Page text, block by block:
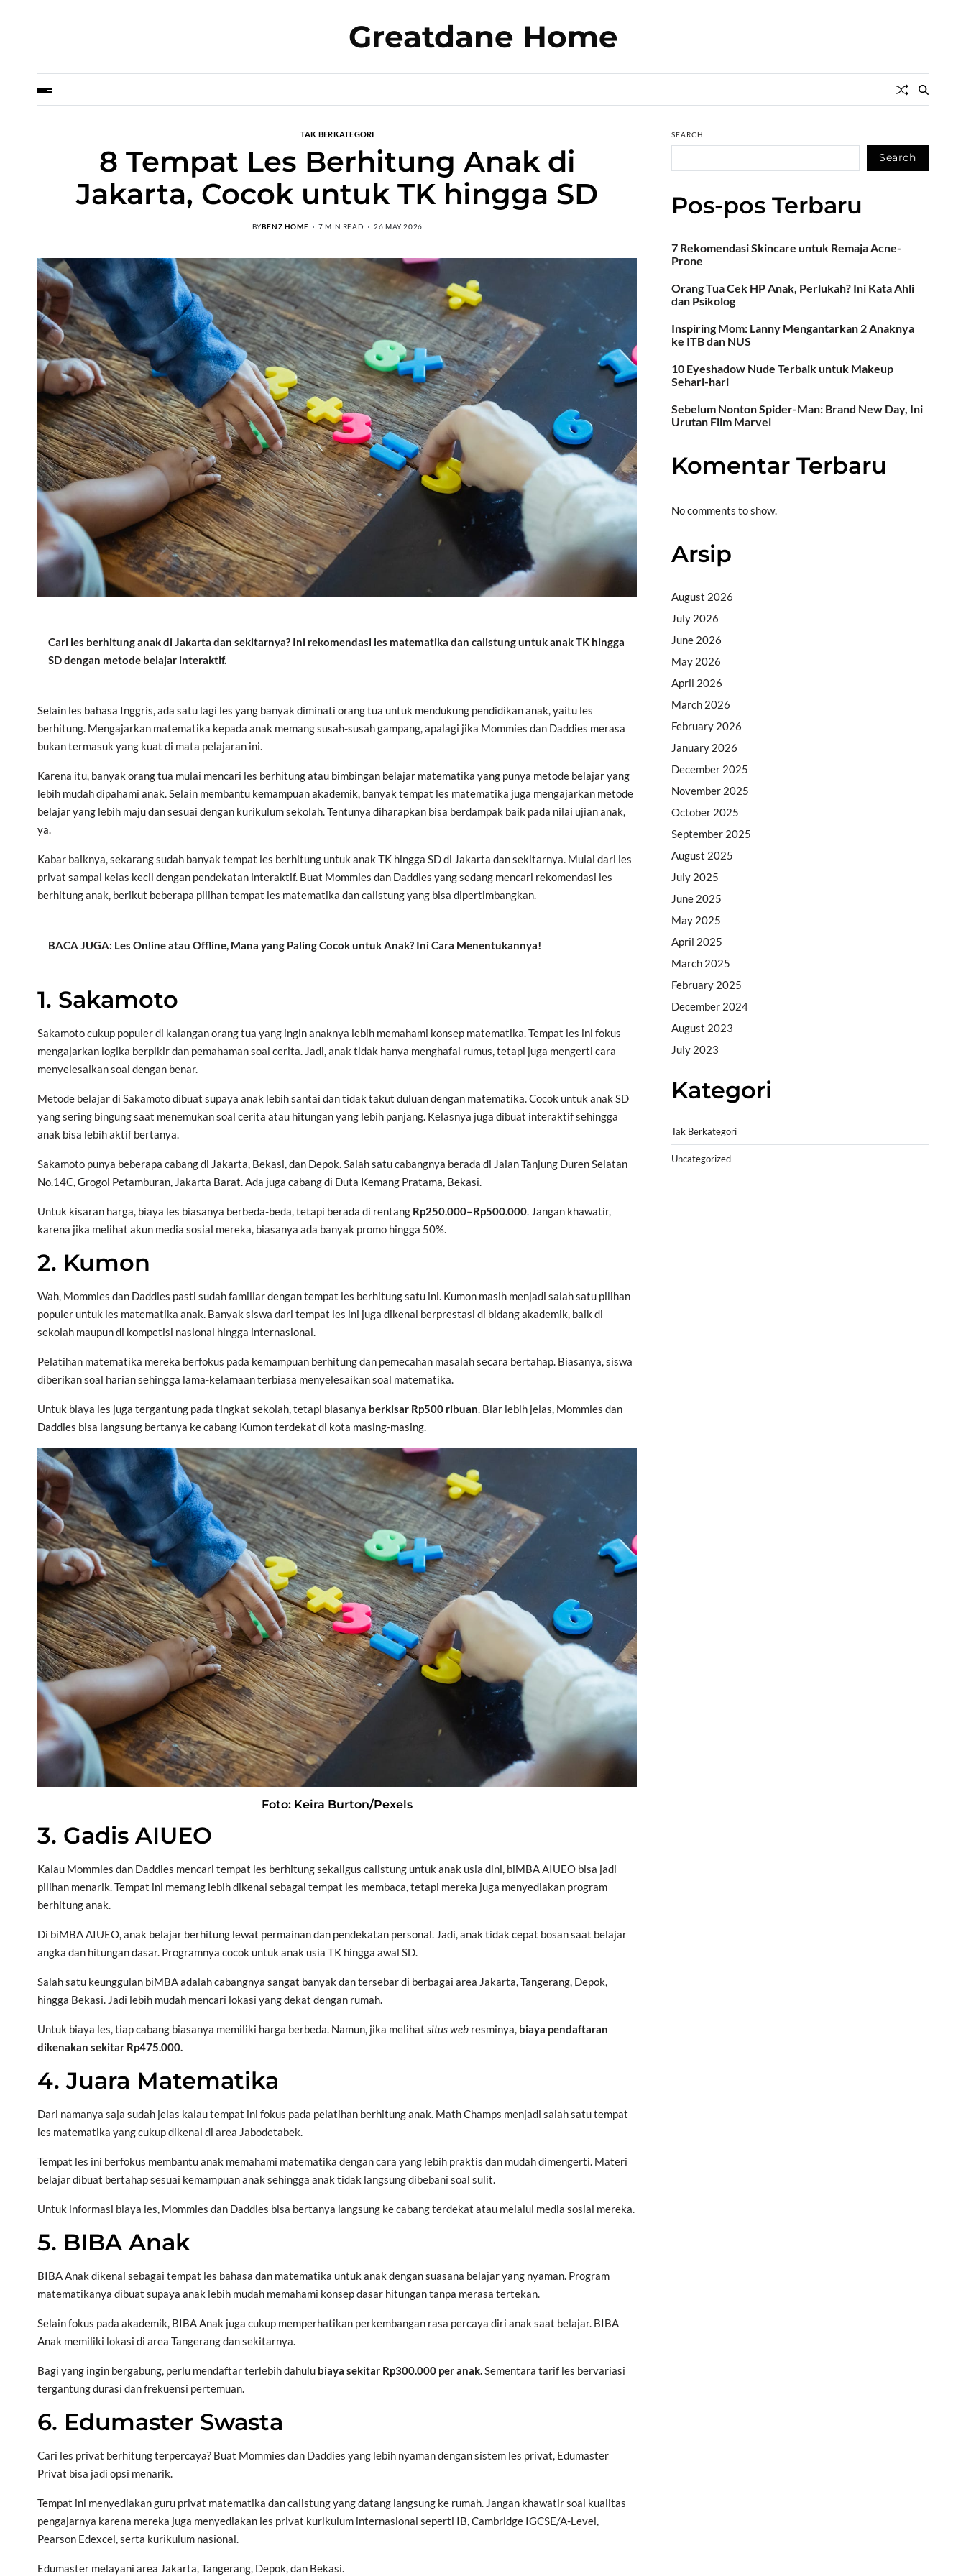
Greatdane Home
TAK BERKATEGORI
8 Tempat Les Berhitung Anak di
Jakarta, Cocok untuk TK hingga SD
BYBENZ HOME 7 MIN READ 26 MAY 2026
Cari les berhitung anak di Jakarta dan sekitarnya? Ini rekomendasi les matematika dan calistung untuk anak TK hingga
SD dengan metode belajar interaktif.
Selain les bahasa Inggris, ada satu lagi les yang banyak diminati orang tua untuk mendukung pendidikan anak, yaitu les
berhitung. Mengajarkan matematika kepada anak memang susah-susah gampang, apalagi jika Mommies dan Daddies merasa
bukan termasuk yang kuat di mata pelajaran ini.
Karena itu, banyak orang tua mulai mencari les berhitung atau bimbingan belajar matematika yang punya metode belajar yang
lebih mudah dipahami anak. Selain membantu kemampuan akademik, banyak tempat les matematika juga mengajarkan metode
belajar yang lebih maju dan sesuai dengan kurikulum sekolah. Tentunya diharapkan bisa berdampak baik pada nilai ujian anak,
ya.
Kabar baiknya, sekarang sudah banyak tempat les berhitung untuk anak TK hingga SD di Jakarta dan sekitarnya. Mulai dari les
privat sampai kelas kecil dengan pendekatan interaktif. Buat Mommies dan Daddies yang sedang mencari rekomendasi les
berhitung anak, berikut beberapa pilihan tempat les matematika dan calistung yang bisa dipertimbangkan.
BACA JUGA: Les Online atau Offline, Mana yang Paling Cocok untuk Anak? Ini Cara Menentukannya!
1. Sakamoto
Sakamoto cukup populer di kalangan orang tua yang ingin anaknya lebih memahami konsep matematika. Tempat les ini fokus
mengajarkan logika berpikir dan pemahaman soal cerita. Jadi, anak tidak hanya menghafal rumus, tetapi juga mengerti cara
menyelesaikan soal dengan benar.
Metode belajar di Sakamoto dibuat supaya anak lebih santai dan tidak takut duluan dengan matematika. Cocok untuk anak SD
yang sering bingung saat menemukan soal cerita atau hitungan yang lebih panjang. Kelasnya juga dibuat interaktif sehingga
anak bisa lebih aktif bertanya.
Sakamoto punya beberapa cabang di Jakarta, Bekasi, dan Depok. Salah satu cabangnya berada di Jalan Tanjung Duren Selatan
No.14C, Grogol Petamburan, Jakarta Barat. Ada juga cabang di Duta Kemang Pratama, Bekasi.
Untuk kisaran harga, biaya les biasanya berbeda-beda, tetapi berada di rentang Rp250.000–Rp500.000. Jangan khawatir,
karena jika melihat akun media sosial mereka, biasanya ada banyak promo hingga 50%.
2. Kumon
Wah, Mommies dan Daddies pasti sudah familiar dengan tempat les berhitung satu ini. Kumon masih menjadi salah satu pilihan
populer untuk les matematika anak. Banyak siswa dari tempat les ini juga dikenal berprestasi di bidang akademik, baik di
sekolah maupun di kompetisi nasional hingga internasional.
Pelatihan matematika mereka berfokus pada kemampuan berhitung dan pemecahan masalah secara bertahap. Biasanya, siswa
diberikan soal harian sehingga lama-kelamaan terbiasa menyelesaikan soal matematika.
Untuk biaya les juga tergantung pada tingkat sekolah, tetapi biasanya berkisar Rp500 ribuan. Biar lebih jelas, Mommies dan
Daddies bisa langsung bertanya ke cabang Kumon terdekat di kota masing-masing.
Foto: Keira Burton/Pexels
3. Gadis AIUEO
Kalau Mommies dan Daddies mencari tempat les berhitung sekaligus calistung untuk anak usia dini, biMBA AIUEO bisa jadi
pilihan menarik. Tempat ini memang lebih dikenal sebagai tempat les membaca, tetapi mereka juga menyediakan program
berhitung anak.
Di biMBA AIUEO, anak belajar berhitung lewat permainan dan pendekatan personal. Jadi, anak tidak cepat bosan saat belajar
angka dan hitungan dasar. Programnya cocok untuk anak usia TK hingga awal SD.
Salah satu keunggulan biMBA adalah cabangnya sangat banyak dan tersebar di berbagai area Jakarta, Tangerang, Depok,
hingga Bekasi. Jadi lebih mudah mencari lokasi yang dekat dengan rumah.
Untuk biaya les, tiap cabang biasanya memiliki harga berbeda. Namun, jika melihat situs web resminya, biaya pendaftaran
dikenakan sekitar Rp475.000.
4. Juara Matematika
Dari namanya saja sudah jelas kalau tempat ini fokus pada pelatihan berhitung anak. Math Champs menjadi salah satu tempat
les matematika yang cukup dikenal di area Jabodetabek.
Tempat les ini berfokus membantu anak memahami matematika dengan cara yang lebih praktis dan mudah dimengerti. Materi
belajar dibuat bertahap sesuai kemampuan anak sehingga anak tidak langsung dibebani soal sulit.
Untuk informasi biaya les, Mommies dan Daddies bisa bertanya langsung ke cabang terdekat atau melalui media sosial mereka.
5. BIBA Anak
BIBA Anak dikenal sebagai tempat les bahasa dan matematika untuk anak dengan suasana belajar yang nyaman. Program
matematikanya dibuat supaya anak lebih mudah memahami konsep dasar hitungan tanpa merasa tertekan.
Selain fokus pada akademik, BIBA Anak juga cukup memperhatikan perkembangan rasa percaya diri anak saat belajar. BIBA
Anak memiliki lokasi di area Tangerang dan sekitarnya.
Bagi yang ingin bergabung, perlu mendaftar terlebih dahulu biaya sekitar Rp300.000 per anak. Sementara tarif les bervariasi
tergantung durasi dan frekuensi pertemuan.
6. Edumaster Swasta
Cari les privat berhitung terpercaya? Buat Mommies dan Daddies yang lebih nyaman dengan sistem les privat, Edumaster
Privat bisa jadi opsi menarik.
Tempat ini menyediakan guru privat matematika dan calistung yang datang langsung ke rumah. Jangan khawatir soal kualitas
pengajarnya karena mereka juga menyediakan les privat kurikulum internasional seperti IB, Cambridge IGCSE/A-Level,
Pearson Edexcel, serta kurikulum nasional.
Edumaster melayani area Jakarta, Tangerang, Depok, dan Bekasi.
SEARCH
Search
Pos-pos Terbaru
7 Rekomendasi Skincare untuk Remaja Acne-
Prone
Orang Tua Cek HP Anak, Perlukah? Ini Kata Ahli
dan Psikolog
Inspiring Mom: Lanny Mengantarkan 2 Anaknya
ke ITB dan NUS
10 Eyeshadow Nude Terbaik untuk Makeup
Sehari-hari
Sebelum Nonton Spider-Man: Brand New Day, Ini
Urutan Film Marvel
Komentar Terbaru
No comments to show.
Arsip
August 2026
July 2026
June 2026
May 2026
April 2026
March 2026
February 2026
January 2026
December 2025
November 2025
October 2025
September 2025
August 2025
July 2025
June 2025
May 2025
April 2025
March 2025
February 2025
December 2024
August 2023
July 2023
Kategori
Tak Berkategori
Uncategorized